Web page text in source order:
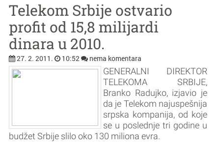
Telekom Srbije ostvario
profit od 15,8 milijardi
dinara u 2010.
27. 2. 2011. 10:52 nema komentara
GENERALNI DIREKTOR
TELEKOMA SRBIJE,
Branko Radujko, izjavio je
da je Telekom najuspešnija
srpska kompanija, od koje
se u poslednje tri godine u
budžet Srbije slilo oko 130 miliona evra.